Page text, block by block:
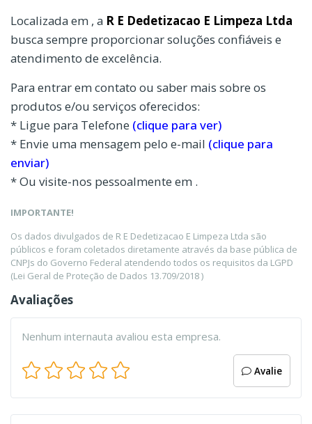
Localizada em , a R E Dedetizacao E Limpeza Ltda
busca sempre proporcionar soluções confiáveis e
atendimento de excelência.
Para entrar em contato ou saber mais sobre os
produtos e/ou serviços oferecidos:
* Ligue para Telefone (clique para ver)
* Envie uma mensagem pelo e-mail (clique para
enviar)
* Ou visite-nos pessoalmente em .
IMPORTANTE!
Os dados divulgados de R E Dedetizacao E Limpeza Ltda são
públicos e foram coletados diretamente através da base pública de
CNPJs do Governo Federal atendendo todos os requisitos da LGPD
(Lei Geral de Proteção de Dados 13.709/2018 )
Avaliações
Nenhum internauta avaliou esta empresa.
Avalie